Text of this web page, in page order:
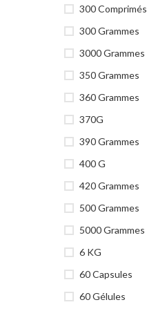
300 Comprimés
300 Grammes
3000 Grammes
350 Grammes
360 Grammes
370G
390 Grammes
400 G
420 Grammes
500 Grammes
5000 Grammes
6 KG
60 Capsules
60 Gélules